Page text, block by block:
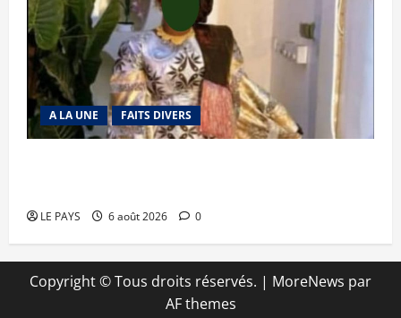
A LA UNE FAITS DIVERS
LE PAYS 6 août 2026 0
Copyright © Tous droits réservés. | MoreNews par
AF themes